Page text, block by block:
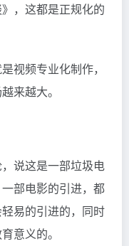
，这都是正规化的
视频专业化制作，
来越大。
说这是一部垃圾电
部电影的引进，都
易的引进的，同时
意义的。